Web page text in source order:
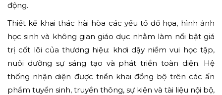
động.
Thiết kế khai thác hài hòa các yếu tố đồ họa, hình ảnh
học sinh và không gian giáo dục nhằm làm nổi bật giá
trị cốt lõi của thương hiệu: khơi dậy niềm vui học tập,
nuôi dưỡng sự sáng tạo và phát triển toàn diện. Hệ
thống nhận diện được triển khai đồng bộ trên các ấn
phẩm tuyển sinh, truyền thông, sự kiện và tài liệu nội bộ,